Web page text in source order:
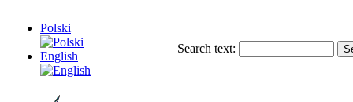
Polski
English
Search text: